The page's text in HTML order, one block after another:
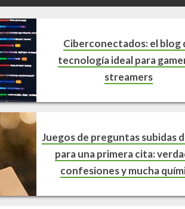
Ciberconectados: el blog
tecnología ideal para
streamers
Juegos de preguntas subidas
para una primera cita:
confesiones y mucha